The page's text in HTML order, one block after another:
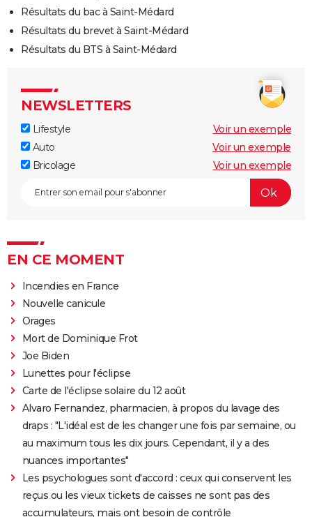
Résultats du bac à Saint-Médard
Résultats du brevet à Saint-Médard
Résultats du BTS à Saint-Médard
NEWSLETTERS
Lifestyle
Voir un exemple
Auto
Voir un exemple
Bricolage
Voir un exemple
EN CE MOMENT
Incendies en France
Nouvelle canicule
Orages
Mort de Dominique Frot
Joe Biden
Lunettes pour l'éclipse
Carte de l'éclipse solaire du 12 août
Alvaro Fernandez, pharmacien, à propos du lavage des
draps : "L'idéal est de les changer une fois par semaine, ou
au maximum tous les dix jours. Cependant, il y a des
nuances importantes"
Les psychologues sont d'accord : ceux qui conservent les
reçus ou les vieux tickets de caisses ne sont pas des
accumulateurs, mais ont besoin de contrôle